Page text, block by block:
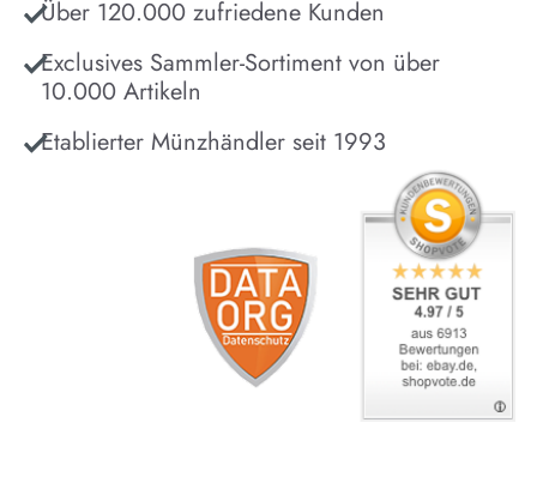
Über 120.000 zufriedene Kunden
Exclusives Sammler-Sortiment von über
10.000 Artikeln
Etablierter Münzhändler seit 1993